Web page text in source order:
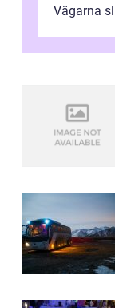
Vägarna